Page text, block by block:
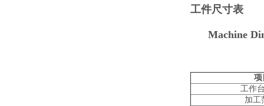
工件尺寸表
Machine
项
工作
加工